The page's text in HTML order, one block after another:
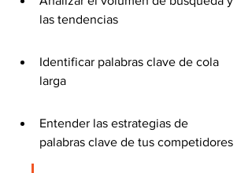
las tendencias
Identificar palabras clave de cola
larga
Entender las estrategias de
palabras clave de tus competidores